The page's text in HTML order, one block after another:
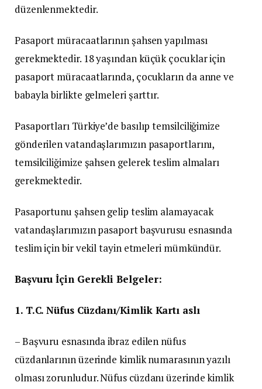
düzenlenmektedir.
Pasaport müracaatlarının şahsen yapılması
gerekmektedir. 18 yaşından küçük çocuklar için
pasaport müracaatlarında, çocukların da anne ve
babayla birlikte gelmeleri şarttır.
Pasaportları Türkiye’de basılıp temsilciliğimize
gönderilen vatandaşlarımızın pasaportlarını,
temsilciliğimize şahsen gelerek teslim almaları
gerekmektedir.
Pasaportunu şahsen gelip teslim alamayacak
vatandaşlarımızın pasaport başvurusu esnasında
teslim için bir vekil tayin etmeleri mümkündür.
Başvuru İçin Gerekli Belgeler:
1. T.C. Nüfus Cüzdanı/Kimlik Kartı aslı
– Başvuru esnasında ibraz edilen nüfus
cüzdanlarının üzerinde kimlik numarasının yazılı
olması zorunludur. Nüfus cüzdanı üzerinde kimlik